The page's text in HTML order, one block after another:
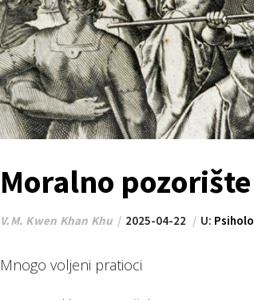
Moralno
V.M. Kwen Khan Khu 2025-04-22 U:
Mnogo voljeni pratioci